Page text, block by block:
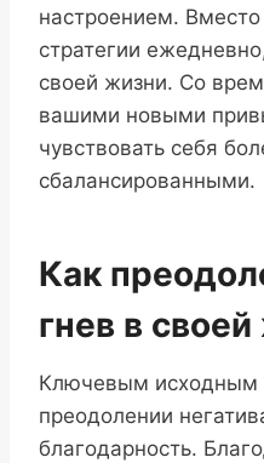
настроением. Вместо
стратегии
своей жизни. Со
вашими новыми
чувствовать себя
сбалансированными.
Как
гнев в
Ключевым исходным
преодолении
благодарность.